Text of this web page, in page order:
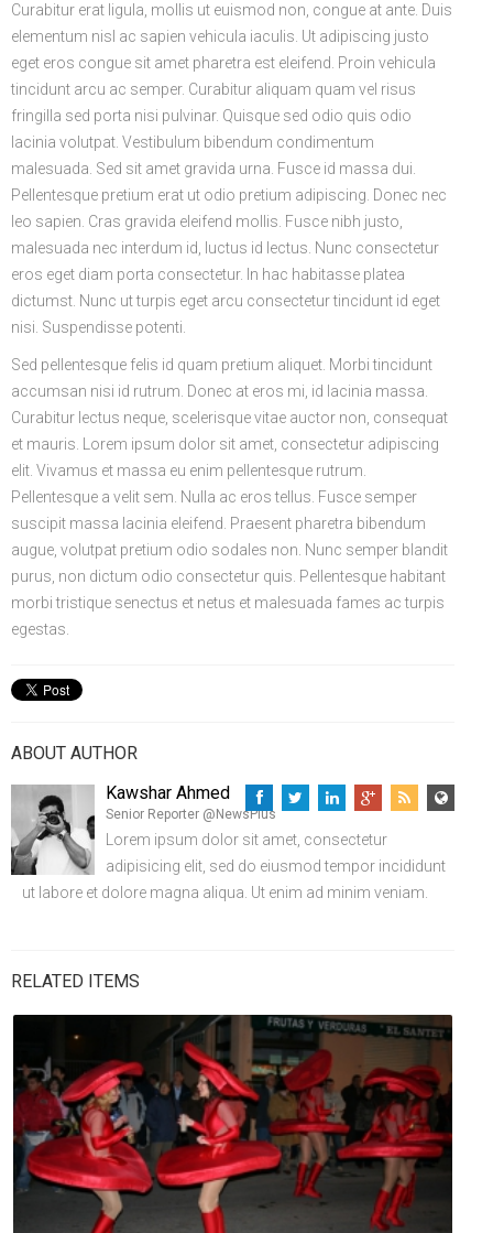
Curabitur erat ligula, mollis ut euismod non, congue at ante. Duis
elementum nisl ac sapien vehicula iaculis. Ut adipiscing justo
eget eros congue sit amet pharetra est eleifend. Proin vehicula
tincidunt arcu ac semper. Curabitur aliquam quam vel risus
fringilla sed porta nisi pulvinar. Quisque sed odio quis odio
lacinia volutpat. Vestibulum bibendum condimentum
malesuada. Sed sit amet gravida urna. Fusce id massa dui.
Pellentesque pretium erat ut odio pretium adipiscing. Donec nec
leo sapien. Cras gravida eleifend mollis. Fusce nibh justo,
malesuada nec interdum id, luctus id lectus. Nunc consectetur
eros eget diam porta consectetur. In hac habitasse platea
dictumst. Nunc ut turpis eget arcu consectetur tincidunt id eget
nisi. Suspendisse potenti.
Sed pellentesque felis id quam pretium aliquet. Morbi tincidunt
accumsan nisi id rutrum. Donec at eros mi, id lacinia massa.
Curabitur lectus neque, scelerisque vitae auctor non, consequat
et mauris. Lorem ipsum dolor sit amet, consectetur adipiscing
elit. Vivamus et massa eu enim pellentesque rutrum.
Pellentesque a velit sem. Nulla ac eros tellus. Fusce semper
suscipit massa lacinia eleifend. Praesent pharetra bibendum
augue, volutpat pretium odio sodales non. Nunc semper blandit
purus, non dictum odio consectetur quis. Pellentesque habitant
morbi tristique senectus et netus et malesuada fames ac turpis
egestas.
ABOUT AUTHOR
Kawshar Ahmed
Senior Reporter @NewsPlus
Lorem ipsum dolor sit amet, consectetur
adipisicing elit, sed do eiusmod tempor incididunt
ut labore et dolore magna aliqua. Ut enim ad minim veniam.
RELATED ITEMS